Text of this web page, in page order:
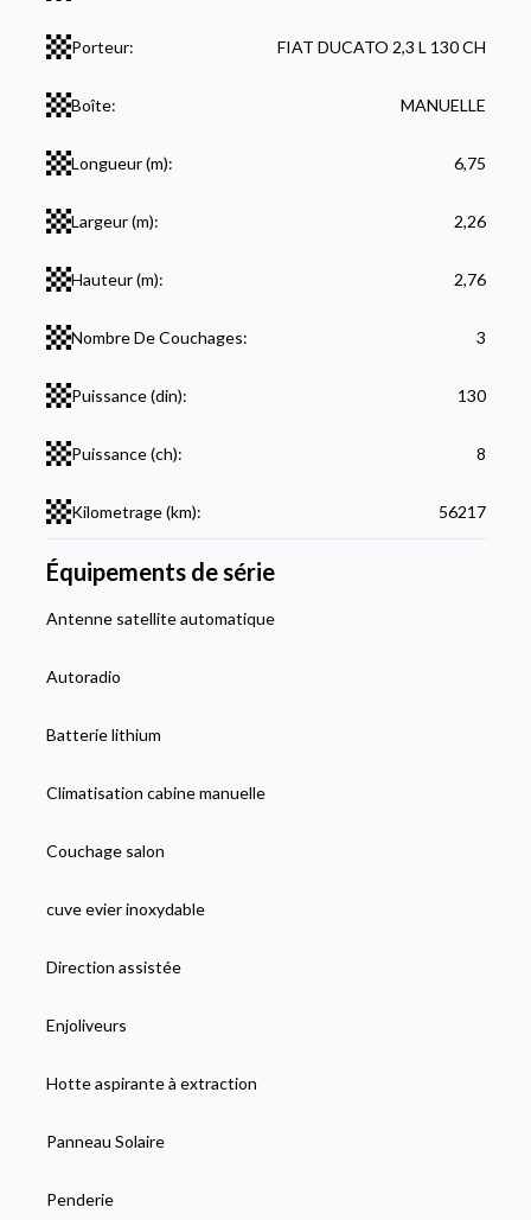
Porteur: FIAT DUCATO 2,3 L 130 CH
Boîte: MANUELLE
Longueur (m): 6,75
Largeur (m): 2,26
Hauteur (m): 2,76
Nombre De Couchages: 3
Puissance (din): 130
Puissance (ch): 8
Kilometrage (km): 56217
Équipements de série
Antenne satellite automatique
Autoradio
Batterie lithium
Climatisation cabine manuelle
Couchage salon
cuve evier inoxydable
Direction assistée
Enjoliveurs
Hotte aspirante à extraction
Panneau Solaire
Penderie